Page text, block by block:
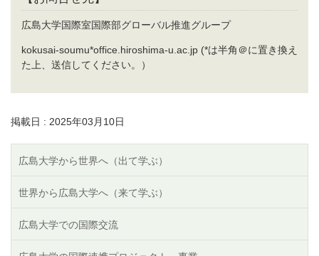
広島大学国際室国際部グローバル推進グループ
kokusai-soumu*office.hiroshima-u.ac.jp (*は半角＠に置き換え
た上、送信してください。）
掲載日 : 2025年03月10日
広島大学から世界へ（出て学ぶ）
世界から広島大学へ（来て学ぶ）
広島大学での国際交流